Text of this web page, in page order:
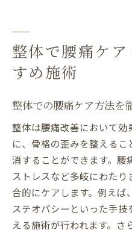
整体で腰痛ケ
すめ施術
整体での腰痛ケア方法を
整体は腰痛改善において効
に、骨格の歪みを整える
消することができます。腰
ストレスなど多岐にわた
合的にケアします。例えば
ステオパシーといった手
える施術が行われます。さ